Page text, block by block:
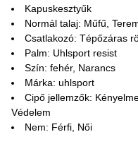
Kapuskesztyűk
Normál talaj: Műfű,
Csatlakozó: Tépőzáras
Palm: Uhlsport resist
Szín: fehér, Narancs
Márka: uhlsport
Cipő jellemzők:
Védelem
Nem: Férfi, Női